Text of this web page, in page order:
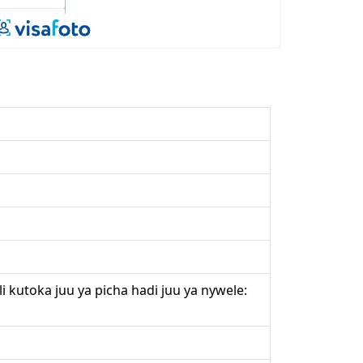
kutoka juu ya picha hadi juu ya nywele: